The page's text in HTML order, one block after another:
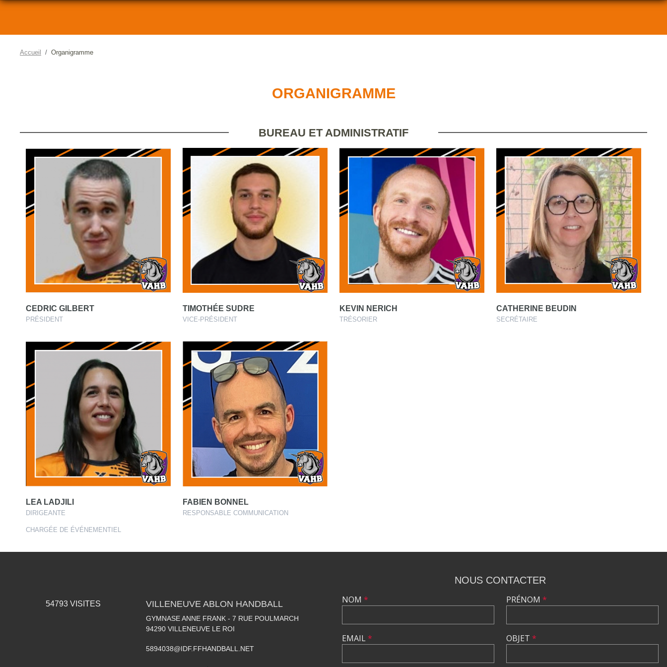
Accueil Organigramme
ORGANIGRAMME
BUREAU ET ADMINISTRATIF
CEDRIC GILBERT
PRÉSIDENT
TIMOTHÉE SUDRE
VICE-PRÉSIDENT
KEVIN NERICH
TRÉSORIER
CATHERINE BEUDIN
SECRÉTAIRE
LEA LADJILI
DIRIGEANTE
CHARGÉE DE ÉVÉNEMENTIEL
FABIEN BONNEL
RESPONSABLE COMMUNICATION
54793VISITES VILLENEUVE ABLON HANDBALL
GYMNASE ANNE FRANK - 7 RUE POULMARCH
94290 VILLENEUVE LE ROI
5894038@IDF.FFHANDBALL.NET
NOUS CONTACTER
NOM *
EMAIL*
PRÉNOM *
OBJET *